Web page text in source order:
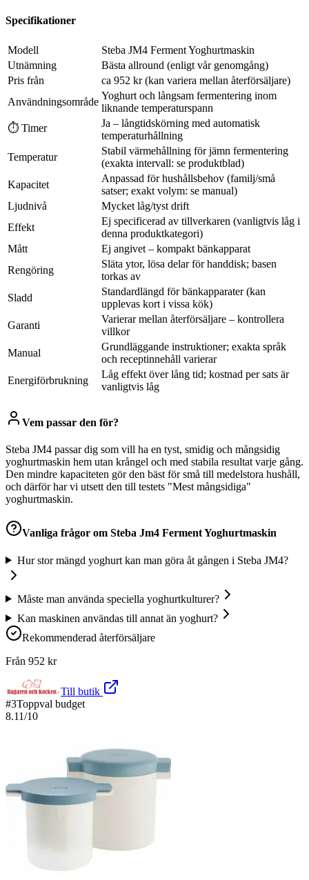
Specifikationer
Modell
Steba JM4 Ferment Yoghurtmaskin
Utnämning
Bästa allround (enligt vår genomgång)
Pris från
ca 952 kr (kan variera mellan återförsäljare)
Användningsområde
Yoghurt och långsam fermentering inom
liknande temperaturspann
⏱ Timer
Ja – långtidskörning med automatisk
temperaturhållning
Temperatur
Stabil värmehållning för jämn fermentering
(exakta intervall: se produktblad)
Kapacitet
Anpassad för hushållsbehov (familj/små
satser; exakt volym: se manual)
Ljudnivå
Mycket låg/tyst drift
Effekt
Ej specificerad av tillverkaren (vanligtvis låg i
denna produktkategori)
Mått
Ej angivet – kompakt bänkapparat
Rengöring
Släta ytor, lösa delar för handdisk; basen
torkas av
Sladd
Standardlängd för bänkapparater (kan
upplevas kort i vissa kök)
Garanti
Varierar mellan återförsäljare – kontrollera
villkor
Manual
Grundläggande instruktioner; exakta språk
och receptinnehåll varierar
Energiförbrukning
Låg effekt över lång tid; kostnad per sats är
vanligtvis låg
Vem passar den för?
Steba JM4 passar dig som vill ha en tyst, smidig och mångsidig
yoghurtmaskin hem utan krångel och med stabila resultat varje gång.
Den mindre kapaciteten gör den bäst för små till medelstora hushåll,
och därför har vi utsett den till testets "Mest mångsidiga"
yoghurtmaskin.
Vanliga frågor om Steba Jm4 Ferment Yoghurtmaskin
Hur stor mängd yoghurt kan man göra åt gången i Steba JM4?
Måste man använda speciella yoghurtkulturer?
Kan maskinen användas till annat än yoghurt?
Rekommenderad återförsäljare
Från 952 kr
Till butik
#3Toppval budget
8.11/10